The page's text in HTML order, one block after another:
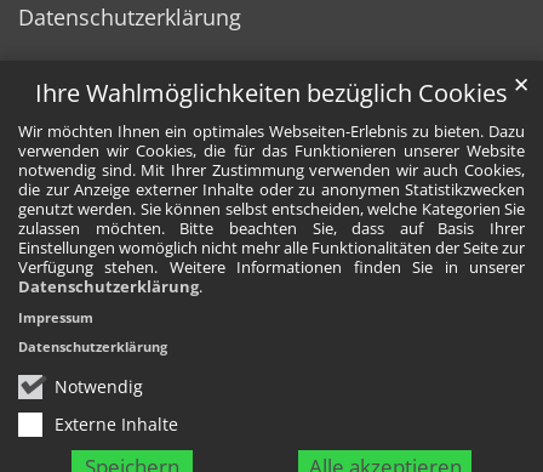
Ihre Wahlmöglichkeiten bezüglich Cookies
Wir möchten Ihnen ein optimales Webseiten-Erlebnis zu bieten. Dazu
verwenden wir Cookies, die für das Funktionieren unserer Website
notwendig sind. Mit Ihrer Zustimmung verwenden wir auch Cookies,
die zur Anzeige externer Inhalte oder zu anonymen Statistikzwecken
genutzt werden. Sie können selbst entscheiden, welche Kategorien Sie
zulassen möchten. Bitte beachten Sie, dass auf Basis Ihrer
Einstellungen womöglich nicht mehr alle Funktionalitäten der Seite zur
Verfügung stehen. Weitere Informationen finden Sie in unserer
Datenschutzerklärung.
Notwendig
Externe Inhalte
Speichern Alle akzeptieren
✕
Impressum
Datenschutzerklärung
Datenschutzerklärung